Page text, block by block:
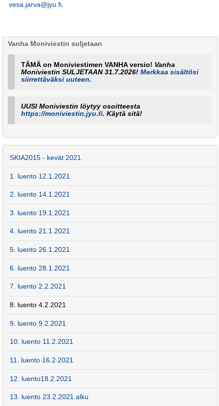
vesa.jarva@jyu.fi.
Vanha Moniviestin suljetaan
TÄMÄ on Moniviestimen VANHA versio! Vanha
Moniviestin SULJETAAN 31.7.2026!Merkkaa sisältösi
siirrettäväksi uuteen.
UUSI Moniviestin löytyy osoitteesta
https://moniviestin.jyu.fi. Käytä sitä!
SKIA2015 - kevät 2021
1. luento 12.1.2021
2. luento 14.1.2021
3. luento 19.1.2021
4. luento 21.1.2021
5. luento 26.1.2021
6. luento 28.1.2021
7. luento 2.2.2021
8. luento 4.2.2021
9. luento 9.2.2021
10. luento 11.2.2021
11. luento 16.2.2021
12. luento18.2.2021
13. luento 23.2.2021 alku